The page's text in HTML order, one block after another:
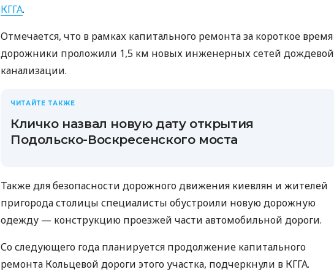
КГГА.
Отмечается, что в рамках капитального ремонта за короткое время
дорожники проложили 1,5 км новых инженерных сетей дождевой
канализации.
ЧИТАЙТЕ ТАКЖЕ
Кличко назвал новую дату открытия
Подольско-Воскресенского моста
Также для безопасности дорожного движения киевлян и жителей
пригорода столицы специалисты обустроили новую дорожную
одежду — конструкцию проезжей части автомобильной дороги.
Со следующего года планируется продолжение капитального
ремонта Кольцевой дороги этого участка, подчеркнули в КГГА.